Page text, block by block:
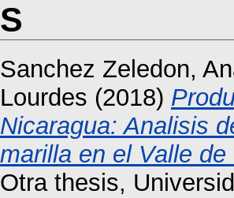
S
Sanchez Zeledon,
Lourdes (2018)
Nicaragua: Analisis
marilla en el Valle
Otra thesis,